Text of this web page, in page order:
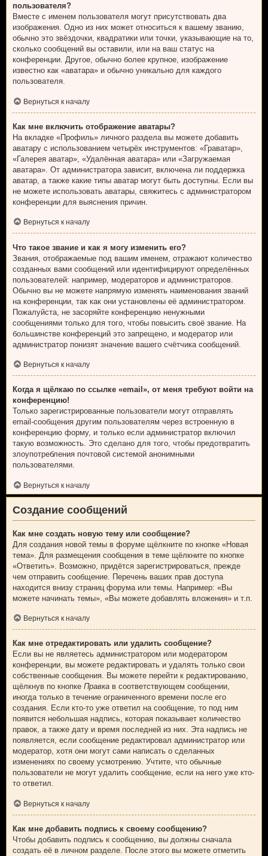
пользователя?
Вместе с именем пользователя могут присутствовать два
изображения. Одно из них может относиться к вашему званию,
обычно это звёздочки, квадратики или точки, указывающие на то,
сколько сообщений вы оставили, или на ваш статус на
конференции. Другое, обычно более крупное, изображение
известно как «аватара» и обычно уникально для каждого
пользователя.
Вернуться к началу
Как мне включить отображение аватары?
На вкладке «Профиль» личного раздела вы можете добавить
аватару с использованием четырёх инструментов: «Граватар»,
«Галерея аватар», «Удалённая аватара» или «Загружаемая
аватара». От администратора зависит, включена ли поддержка
аватар, а также какие типы аватар могут быть доступны. Если вы
не можете использовать аватары, свяжитесь с администратором
конференции для выяснения причин.
Вернуться к началу
Что такое звание и как я могу изменить его?
Звания, отображаемые под вашим именем, отражают количество
созданных вами сообщений или идентифицируют определённых
пользователей: например, модераторов и администраторов.
Обычно вы не можете напрямую изменять наименования званий
на конференции, так как они установлены её администратором.
Пожалуйста, не засоряйте конференцию ненужными
сообщениями только для того, чтобы повысить своё звание. На
большинстве конференций это запрещено, и модератор или
администратор понизят значение вашего счётчика сообщений.
Вернуться к началу
Когда я щёлкаю по ссылке «email», от меня требуют войти на
конференцию!
Только зарегистрированные пользователи могут отправлять
email-сообщения другим пользователям через встроенную в
конференцию форму, и только если администратор включил
такую возможность. Это сделано для того, чтобы предотвратить
злоупотребления почтовой системой анонимными
пользователями.
Вернуться к началу
Создание сообщений
Как мне создать новую тему или сообщение?
Для создания новой темы в форуме щёлкните по кнопке «Новая
тема». Для размещения сообщения в теме щёлкните по кнопке
«Ответить». Возможно, придётся зарегистрироваться, прежде
чем отправить сообщение. Перечень ваших прав доступа
находится внизу страниц форума или темы. Например: «Вы
можете начинать темы», «Вы можете добавлять вложения» и т.п.
Вернуться к началу
Как мне отредактировать или удалить сообщение?
Если вы не являетесь администратором или модератором
конференции, вы можете редактировать и удалять только свои
собственные сообщения. Вы можете перейти к редактированию,
щёлкнув по кнопке Правка в соответствующем сообщении,
иногда только в течение ограниченного времени после его
создания. Если кто-то уже ответил на сообщение, то под ним
появится небольшая надпись, которая показывает количество
правок, а также дату и время последней из них. Эта надпись не
появляется, если сообщение редактировал администратор или
модератор, хотя они могут сами написать о сделанных
изменениях по своему усмотрению. Учтите, что обычные
пользователи не могут удалить сообщение, если на него уже кто-
то ответил.
Вернуться к началу
Как мне добавить подпись к своему сообщению?
Чтобы добавить подпись к сообщению, вы должны сначала
создать её в личном разделе. После этого вы можете отметить